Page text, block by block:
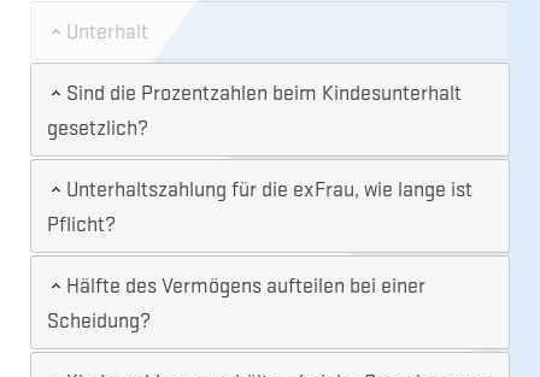
Unterhalt
Sind die Prozentzahlen beim Kindesunterhalt
gesetzlich?
Unterhaltszahlung für die exFrau, wie lange ist
Pflicht?
Hälfte des Vermögens aufteilen bei einer
Scheidung?